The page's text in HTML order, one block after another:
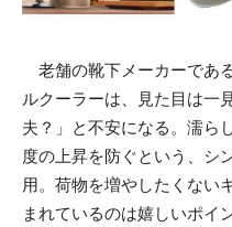
老舗の靴下メーカーであ
ルクーラーは、見た目は一
夫？」と不安になる。濡ら
度の上昇を防ぐという、シ
用。荷物を増やしたくない
まれているのは嬉しいポイン